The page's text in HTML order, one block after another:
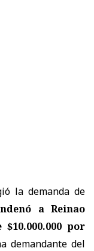
la demanda de
a Reinao
por
demandante del